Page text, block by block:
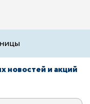
новостей и акций